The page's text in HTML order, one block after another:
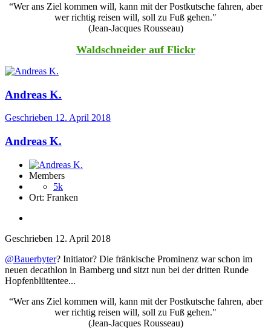
“Wer ans Ziel kommen will, kann mit der Postkutsche fahren, aber
wer richtig reisen will, soll zu Fuß gehen."
(Jean-Jacques Rousseau)
Waldschneider auf Flickr
Andreas K.
Geschrieben 12. April 2018
Andreas K.
Members
5k
Ort: Franken
Geschrieben 12. April 2018
@Bauerbyter? Initiator? Die fränkische Prominenz war schon im
neuen decathlon in Bamberg und sitzt nun bei der dritten Runde
Hopfenblütentee...
“Wer ans Ziel kommen will, kann mit der Postkutsche fahren, aber
wer richtig reisen will, soll zu Fuß gehen."
(Jean-Jacques Rousseau)